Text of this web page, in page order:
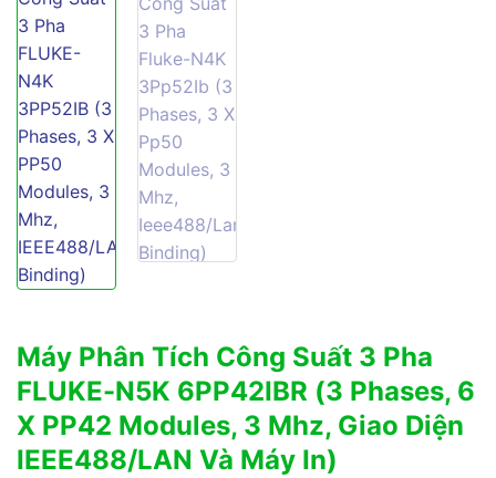
Máy Phân Tích Công Suất 3 Pha
FLUKE-N5K 6PP42IBR (3 Phases, 6
X PP42 Modules, 3 Mhz, Giao Diện
IEEE488/LAN Và Máy In)